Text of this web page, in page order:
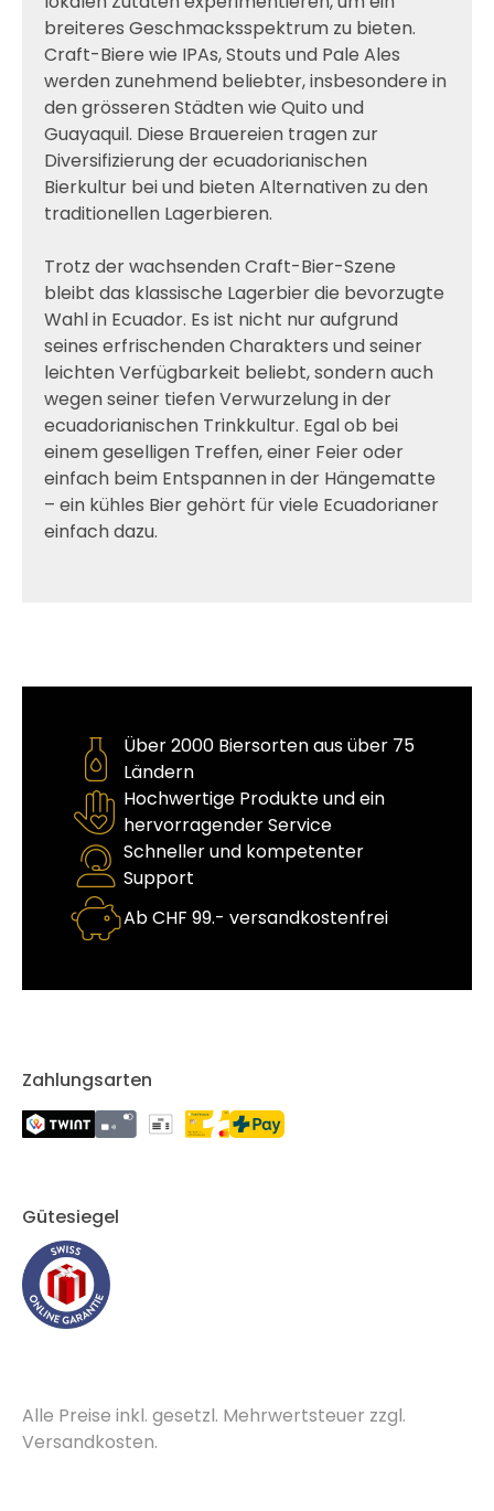
breiteres Geschmacksspektrum zu bieten.
Craft-Biere wie IPAs, Stouts und Pale Ales
werden zunehmend beliebter, insbesondere in
den grösseren Städten wie Quito und
Guayaquil. Diese Brauereien tragen zur
Diversifizierung der ecuadorianischen
Bierkultur bei und bieten Alternativen zu den
traditionellen Lagerbieren.
Trotz der wachsenden Craft-Bier-Szene
bleibt das klassische Lagerbier die bevorzugte
Wahl in Ecuador. Es ist nicht nur aufgrund
seines erfrischenden Charakters und seiner
leichten Verfügbarkeit beliebt, sondern auch
wegen seiner tiefen Verwurzelung in der
ecuadorianischen Trinkkultur. Egal ob bei
einem geselligen Treffen, einer Feier oder
einfach beim Entspannen in der Hängematte
– ein kühles Bier gehört für viele Ecuadorianer
einfach dazu.
Über 2000 Biersorten aus über 75
Ländern
Hochwertige Produkte und ein
hervorragender Service
Schneller und kompetenter
Support
Ab CHF 99.- versandkostenfrei
Zahlungsarten
Gütesiegel
Alle Preise inkl. gesetzl. Mehrwertsteuer zzgl.
Versandkosten.